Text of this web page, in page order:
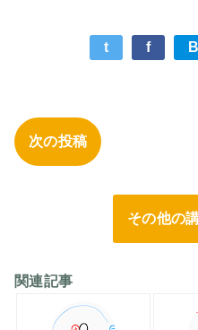
t f
次の投稿
その他の
関連記事